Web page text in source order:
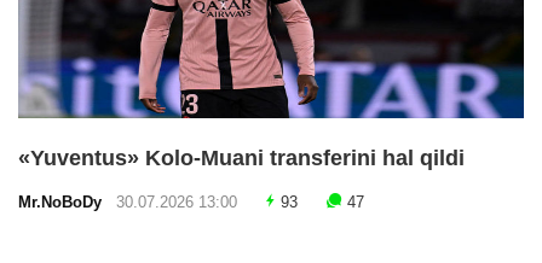
«Yuventus» Kolo-Muani transferini hal qildi
Mr.NoBoDy 30.07.2026 13:00 93 47